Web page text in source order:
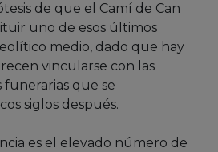
de que el Camí de Can
uno de esos últimos
medio, dado que hay
vincularse con las
funerarias que se
siglos después.
es el elevado número de